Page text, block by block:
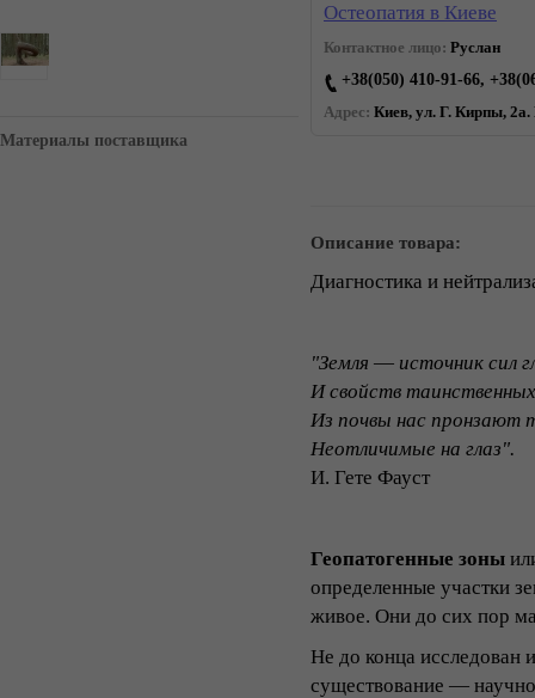
Материалы поставщика
Остеопатия в Киеве
Контактное лицо: Руслан
+38(050) 410-91-66,
Адрес: Киев, ул. Г. Кирпы,
Описание товара:
Диагностика и
"Земля ― источник сил
И свойств
Из почвы нас пронзают
Неотличимые на глаз".
И. Гете Фауст
Геопатогенные зоны
определенные участки
живое. Они до сих пор
Не до конца исследован
существование —